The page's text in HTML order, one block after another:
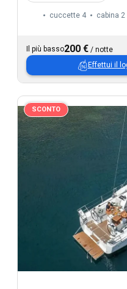
cuccette 4 cabina 2
Il più basso200 € / notte
Effettui il
SCONTO